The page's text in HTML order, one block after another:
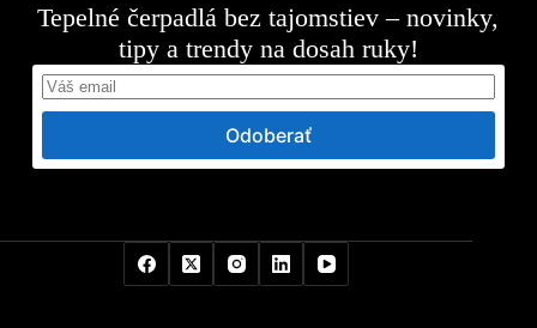
Tepelné čerpadlá bez tajomstiev – novinky,
tipy a trendy na dosah ruky!
Odoberať